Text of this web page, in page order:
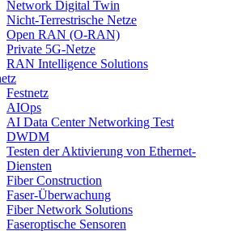
Network Digital Twin
Nicht-Terrestrische Netze
Open RAN (O-RAN)
Private 5G-Netze
RAN Intelligence Solutions
Festnetz
AIOps
AI Data Center Networking Test
DWDM
Testen der Aktivierung von Ethernet-
Diensten
Fiber Construction
Faser-Überwachung
Fiber Network Solutions
Faseroptische Sensoren